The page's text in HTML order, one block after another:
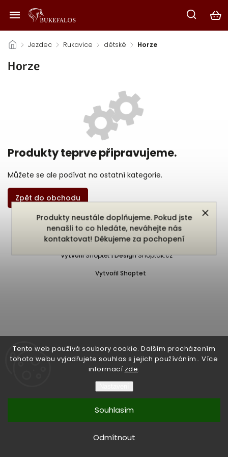
Tento web používá soubory cookie. Dalším procházením
tohoto webu vyjadřujete souhlas s jejich používáním.. Více
informací zde.
Odmítnout
Souhlasím
Produkty neustále doplňujeme. Pokud jste
nenašli to co hledáte, neváhejte nás
kontaktovat! Děkujeme za pochopení
/ Jezdec / Rukavice / dětské / Horze
Horze
Produkty teprve připravujeme.
Můžete se ale podívat na ostatní kategorie.
Zpět do obchodu
Vytvořil Shoptet
Copyright 2026Bukefalos. Všechna práva vyhrazena.
Vytvořil Shoptet | Design Shoptak.cz